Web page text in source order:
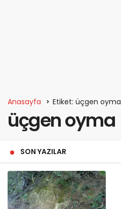
Anasayfa Etiket: üçgen oyma
üçgen oyma
SON YAZILAR